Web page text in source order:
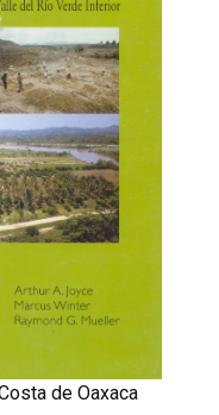
de Oaxaca